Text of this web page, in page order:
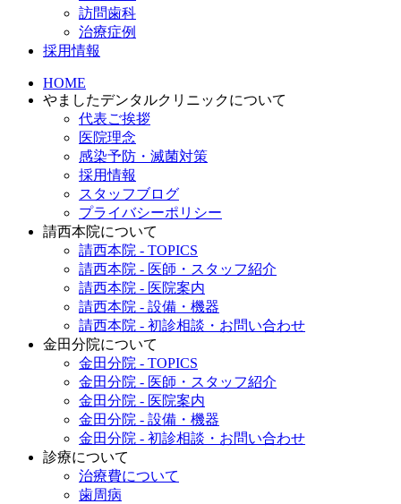
訪問歯科
治療症例
採用情報
HOME
やましたデンタルクリニックについて
代表ご挨拶
医院理念
感染予防・滅菌対策
採用情報
スタッフブログ
プライバシーポリシー
請西本院について
請西本院 - TOPICS
請西本院 - 医師・スタッフ紹介
請西本院 - 医院案内
請西本院 - 設備・機器
請西本院 - 初診相談・お問い合わせ
金田分院について
金田分院 - TOPICS
金田分院 - 医師・スタッフ紹介
金田分院 - 医院案内
金田分院 - 設備・機器
金田分院 - 初診相談・お問い合わせ
診療について
治療費について
歯周病